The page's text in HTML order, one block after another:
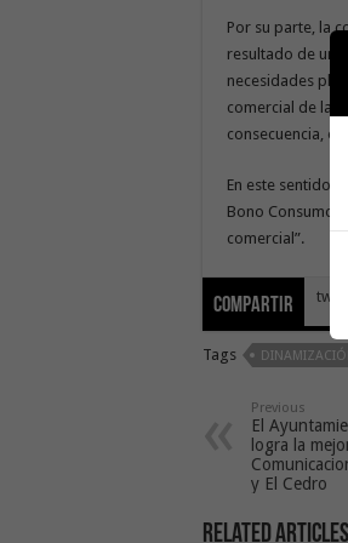
Por su parte, la
resultado de
necesidades
comercial de la
consecuencia, el
En este sentido,
Bono Consumo
comercial”.
Compartir tweet
Tags
Previous
El
logra la
y El Cedro
Related Articles